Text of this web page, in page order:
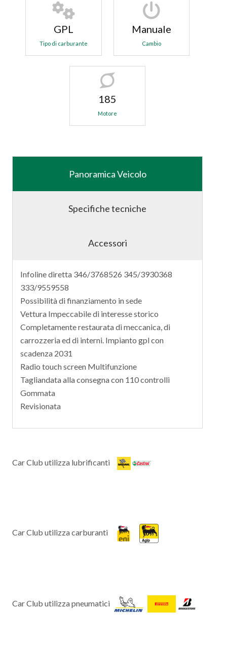
GPL
Tipo di carburante
Manuale
Cambio
185
Motore
Panoramica Veicolo
Specifiche tecniche
Accessori
Infoline diretta 346/3768526 345/3930368
333/9559558
Possibilità di finanziamento in sede
Vettura Impeccabile di interesse storico
Completamente restaurata di meccanica, di
carrozzeria ed di interni. Impianto gpl con
scadenza 2031
Radio touch screen Multifunzione
Tagliandata alla consegna con 110 controlli
Gommata
Revisionata
Car Club utilizza lubrificanti
Car Club utilizza carburanti
Car Club utilizza pneumatici